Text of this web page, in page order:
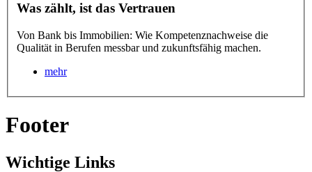
Was zählt, ist das Vertrauen
Von Bank bis Immobilien: Wie Kompetenznachweise die
Qualität in Berufen messbar und zukunftsfähig machen.
mehr
Footer
Wichtige Links